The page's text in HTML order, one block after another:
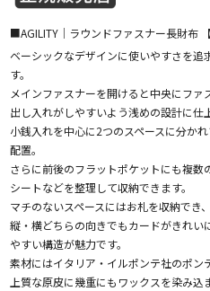
■AGILITY｜ラウンドファスナー長財布 【
ベーシックなデザインに使いやすさを
す。
メインファスナーを開けると中央にフ
出し入れがしやすいよう浅めの設計に仕
小銭入れを中心に2つのスペースに分か
配置。
さらに前後のフラットポケットにも複
シートなどを整理して収納できます。
マチのないスペースにはお札を収納でき
縦・横どちらの向きでもカードがきれい
やすい構造が魅力です。
素材にはイタリア・イルポンテ社のポン
上質な原皮に幾重にもワックスを染み